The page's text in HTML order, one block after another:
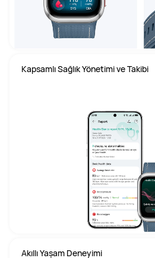
Kapsamlı Sağlık Yönetimi ve Takibi
Akıllı Yaşam Deneyimi